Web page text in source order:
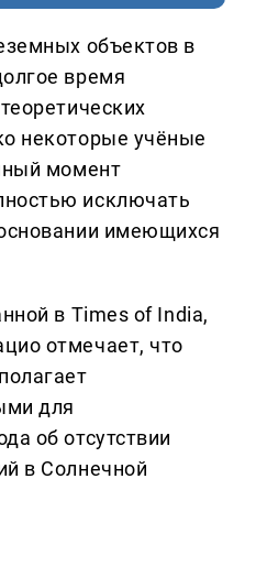
объектов в
время
некоторые учёные
момент
исключать
имеющихся
в Times of India,
отмечает, что
для
об отсутствии
в Солнечной